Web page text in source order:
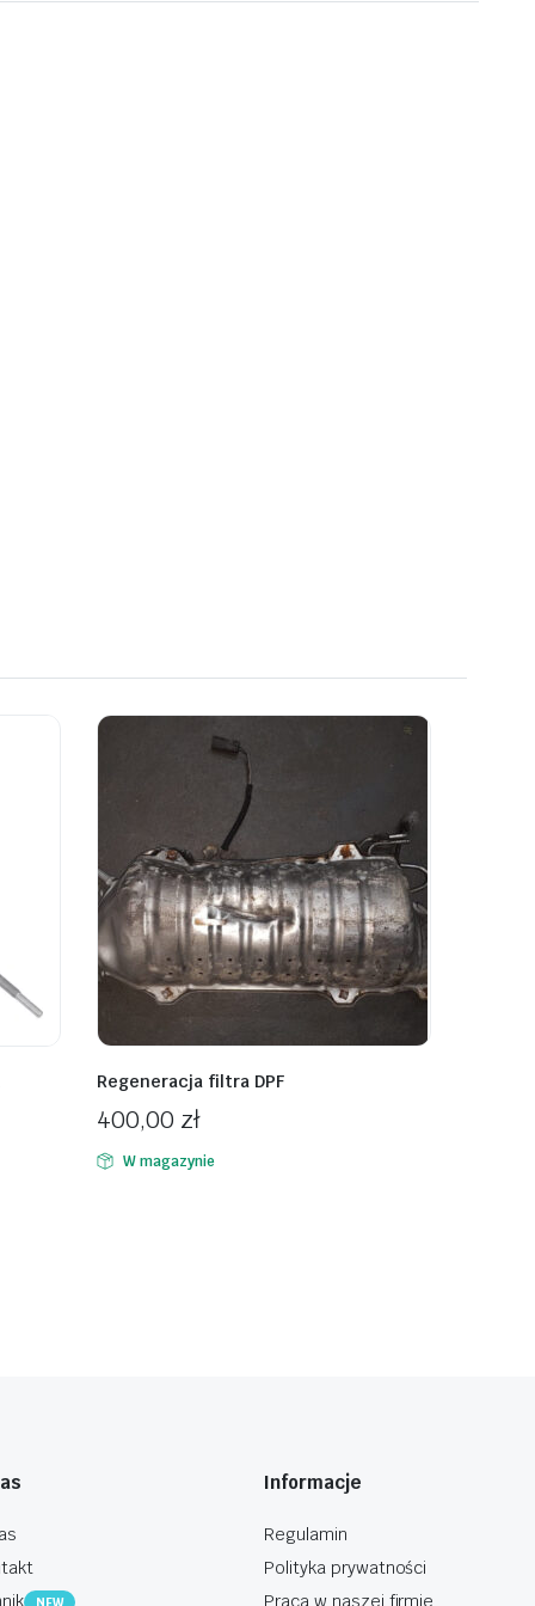
Regeneracja filtra DPF
400,00 zł
W magazynie
NEW
Informacje
Regulamin
Polityka prywatności
Praca w naszej firmie